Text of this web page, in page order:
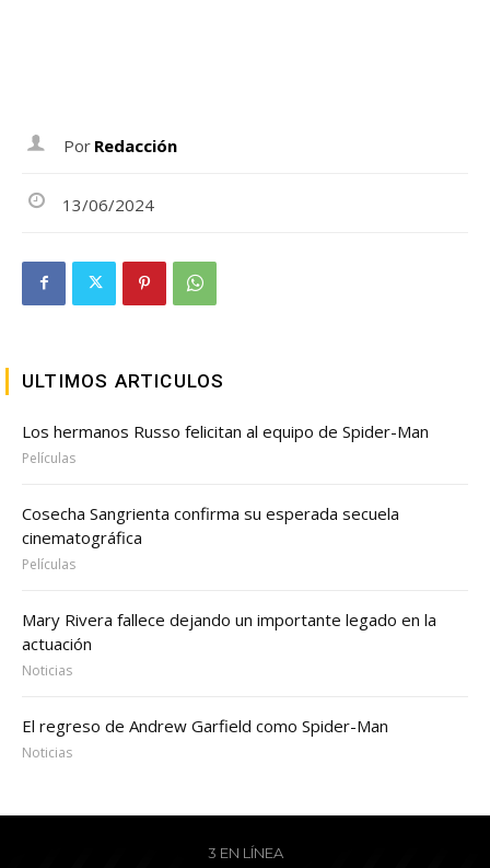
Por Redacción
13/06/2024
ULTIMOS ARTICULOS
Los hermanos Russo felicitan al equipo de Spider-Man
Películas
Cosecha Sangrienta confirma su esperada secuela
cinematográfica
Películas
Mary Rivera fallece dejando un importante legado en la
actuación
Noticias
El regreso de Andrew Garfield como Spider-Man
Noticias
3 EN LÍNEA